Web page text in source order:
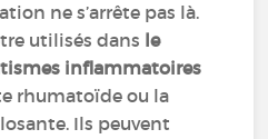
ne s’arrête pas là.
utilisés dans le
inflammatoires
rhumatoïde ou la
Ils peuvent